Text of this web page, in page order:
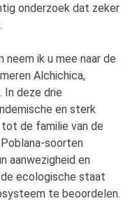
onderzoek dat zeker
ik u mee naar de
Alchichica,
In deze drie
en sterk
de familie van de
soorten
aanwezigheid en
ecologische staat
te beoordelen.